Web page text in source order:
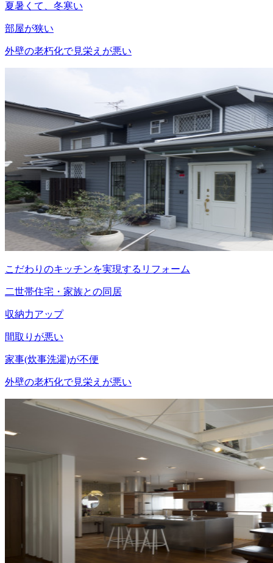
夏暑くて、冬寒い
部屋が狭い
外壁の老朽化で見栄えが悪い
こだわりのキッチンを実現するリフォーム
二世帯住宅・家族との同居
収納力アップ
間取りが悪い
家事(炊事洗濯)が不便
外壁の老朽化で見栄えが悪い